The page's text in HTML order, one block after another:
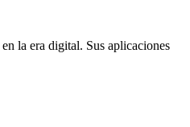
la era digital. Sus aplicaciones